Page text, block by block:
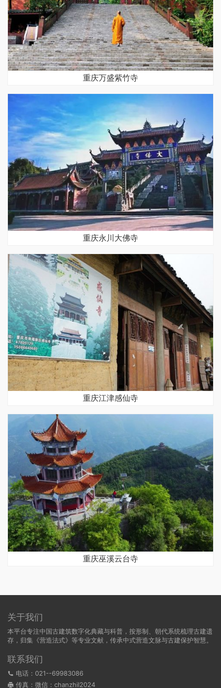
重庆万盛紫竹寺
重庆永川大佛寺
重庆江津感仙寺
重庆巫溪云台寺
关于我们
本平台专注中国古建筑数字化典藏与科普，按形制、朝代系统梳理古建遗
存，归集《营造法式》等专业文献，传承中式营造文脉与古建保护智慧。
联系我们
电话：021--69983086
传真：微信：chanzhil2024